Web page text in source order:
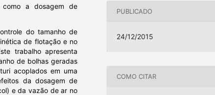
a dosagem de
do tamanho de
de flotação e no
trabalho apresenta
de bolhas geradas
acoplados em uma
da dosagem de
e da vazão de ar no
PUBLICADO
24/12/2015
COMO CITAR